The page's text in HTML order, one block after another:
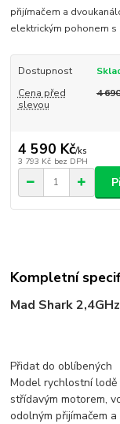
přijímačem a
elektrickým pohonem s
Dostupnost
Cena před
slevou
4
4 590 Kč/ks
3 793 Kč bez DPH
Kompletní
Mad Shark
Přidat do oblíbených
Model rychlostní
střídavým motorem,
odolným přijímačem